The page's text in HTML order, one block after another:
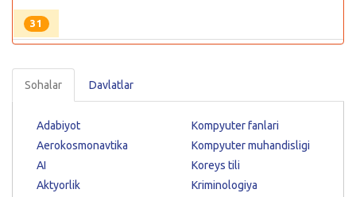
31
Sohalar Davlatlar
Adabiyot
Aerokosmonavtika
AI
Aktyorlik
Kompyuter fanlari
Kompyuter muhandisligi
Koreys tili
Kriminologiya